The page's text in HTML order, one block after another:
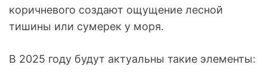
коричневого создают ощущение лесной
тишины или сумерек у моря.
В 2025 году будут актуальны такие элементы: